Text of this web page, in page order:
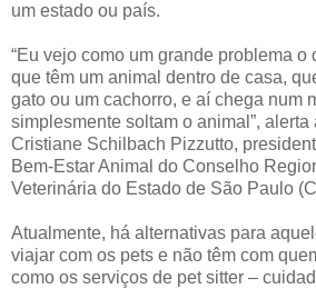
um estado ou país.
“Eu vejo como um grande problema
que têm um animal dentro de casa,
gato ou um cachorro, e aí chega num
simplesmente soltam o animal”,
Cristiane Schilbach Pizzutto,
Bem-Estar Animal do Conselho
Veterinária do Estado de São Paulo
Atualmente, há alternativas para
viajar com os pets e não têm com
como os serviços de pet sitter –